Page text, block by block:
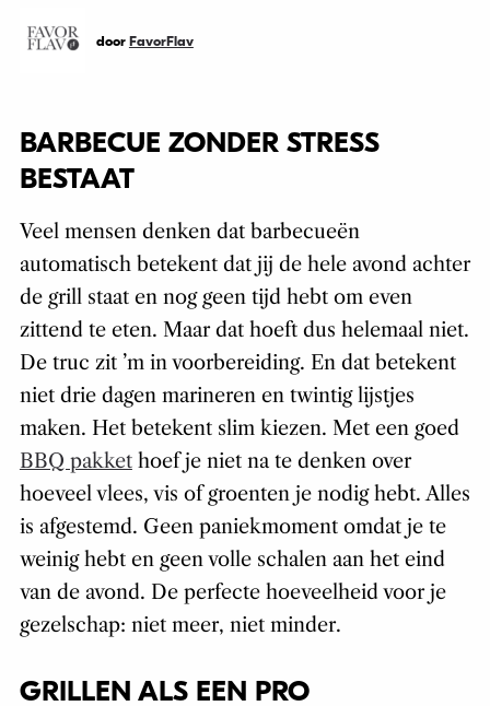
door FavorFlav
BARBECUE ZONDER STRESS
BESTAAT
Veel mensen denken dat barbecueën
automatisch betekent dat jij de hele avond achter
de grill staat en nog geen tijd hebt om even
zittend te eten. Maar dat hoeft dus helemaal niet.
De truc zit ’m in voorbereiding. En dat betekent
niet drie dagen marineren en twintig lijstjes
maken. Het betekent slim kiezen. Met een goed
BBQ pakkethoef je niet na te denken over
hoeveel vlees, vis of groenten je nodig hebt. Alles
is afgestemd. Geen paniekmoment omdat je te
weinig hebt en geen volle schalen aan het eind
van de avond. De perfecte hoeveelheid voor je
gezelschap: niet meer, niet minder.
GRILLEN ALS EEN PRO